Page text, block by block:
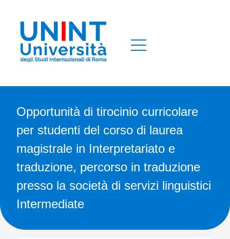
Opportunità di tirocinio curricolare
per studenti del corso di laurea
magistrale in Interpretariato e
traduzione, percorso in traduzione
presso la società di servizi linguistici
Intermediate